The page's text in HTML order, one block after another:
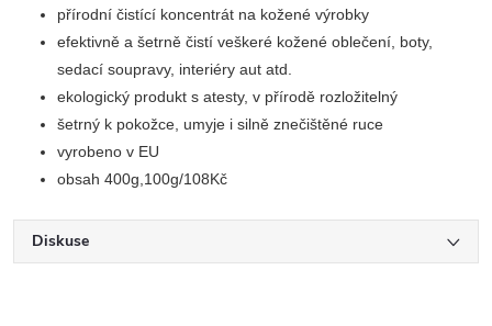
přírodní čistící koncentrát na kožené výrobky
efektivně a šetrně čistí veškeré kožené oblečení, boty,
sedací soupravy, interiéry aut atd.
ekologický produkt s atesty, v přírodě rozložitelný
šetrný k pokožce, umyje i silně znečištěné ruce
vyrobeno v EU
obsah 400g,100g/108Kč
Diskuse